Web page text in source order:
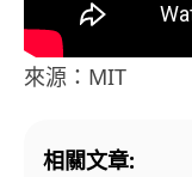
來源：MIT
相關文章: